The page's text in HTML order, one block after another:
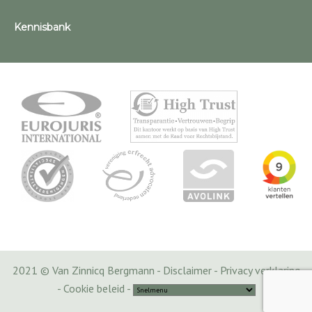
Kennisbank
2021 © Van Zinnicq Bergmann - Disclaimer- Privacy verklaring
- Cookie beleid -